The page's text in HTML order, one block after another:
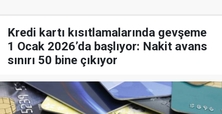
Kredi kartı kısıtlamalarında gevşeme
1 Ocak 2026’da başlıyor: Nakit avans
sınırı 50 bine çıkıyor